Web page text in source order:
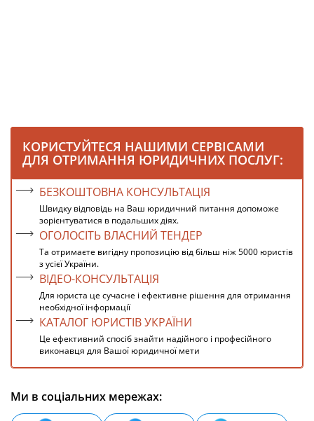
КОРИСТУЙТЕСЯ НАШИМИ СЕРВІСАМИ
ДЛЯ ОТРИМАННЯ ЮРИДИЧНИХ ПОСЛУГ:
БЕЗКОШТОВНА КОНСУЛЬТАЦІЯ
Швидку відповідь на Ваш юридичний питання допоможе
зорієнтуватися в подальших діях.
ОГОЛОСІТЬ ВЛАСНИЙ ТЕНДЕР
Та отримаєте вигідну пропозицію від більш ніж 5000 юристів
з усієї України.
ВІДЕО-КОНСУЛЬТАЦІЯ
Для юриста це сучасне і ефективне рішення для отримання
необхідної інформації
КАТАЛОГ ЮРИСТІВ УКРАЇНИ
Це ефективний спосіб знайти надійного і професійного
виконавця для Вашої юридичної мети
Ми в соціальних мережах: